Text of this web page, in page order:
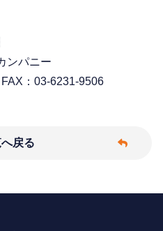
ンパニー
：03-6231-9506
戻る